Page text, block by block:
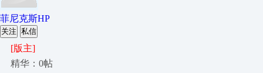
菲尼克斯HP
关注 私信
[版主]
精华：0帖